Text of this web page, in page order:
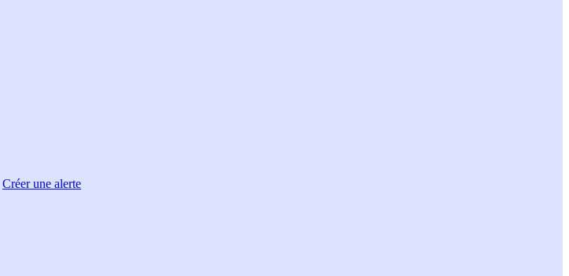
Créer une alerte